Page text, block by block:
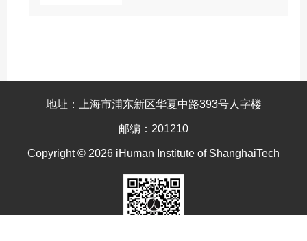
地址：上海市浦东新区华夏中路393号人字楼
邮编：201210
Copyright © 2026 iHuman Institute of ShanghaiTech